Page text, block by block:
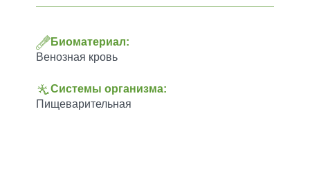
Биоматериал:
Венозная кровь
Системы организма:
Пищеварительная